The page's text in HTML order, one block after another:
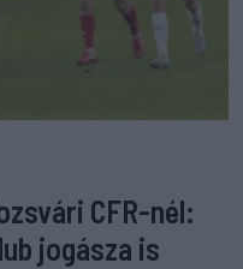
CFR-nél:
jogásza is